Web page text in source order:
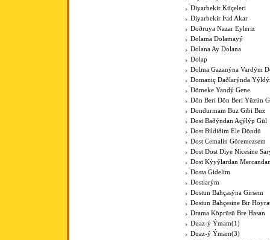
Diyarbekir Küçeleri
Diyarbekir Þad Akar
Doðruya Nazar Eyleriz
Dolama Dolamayý
Dolana Ay Dolana
Dolap
Dolma Gazanýna Vardým
Domaniç Daðlarýnda
Dömeke Yandý Gene
Dön Beri Dön Beri Yüzün
Dondurmam Buz Gibi Buz
Dost Baðýndan Açýlýp Gül
Dost Bildiðim Ele Döndü
Dost Cemalin Göremezsem
Dost Dost Diye Nicesine
Dost Kýyýlardan
Dosta Gidelim
Dostlarým
Dostun Bahçasýna Girsem
Dostun Bahçesine Bir
Drama Köprüsü Bre Hasan
Duaz-ý Ýmam(1)
Duaz-ý Ýmam(3)